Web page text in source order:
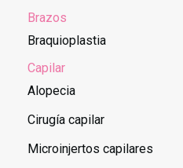
Brazos
Braquioplastia
Capilar
Alopecia
Cirugía capilar
Microinjertos capilares